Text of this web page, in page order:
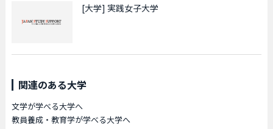
[大学] 実践女子大学
関連のある大学
文学が学べる大学へ
教員養成・教育学が学べる大学へ